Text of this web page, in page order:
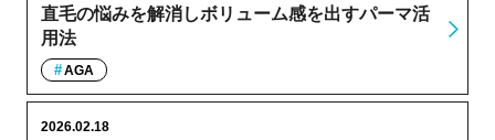
直毛の悩みを解消しボリューム感を出すパーマ活
用法
AGA
2026.02.18